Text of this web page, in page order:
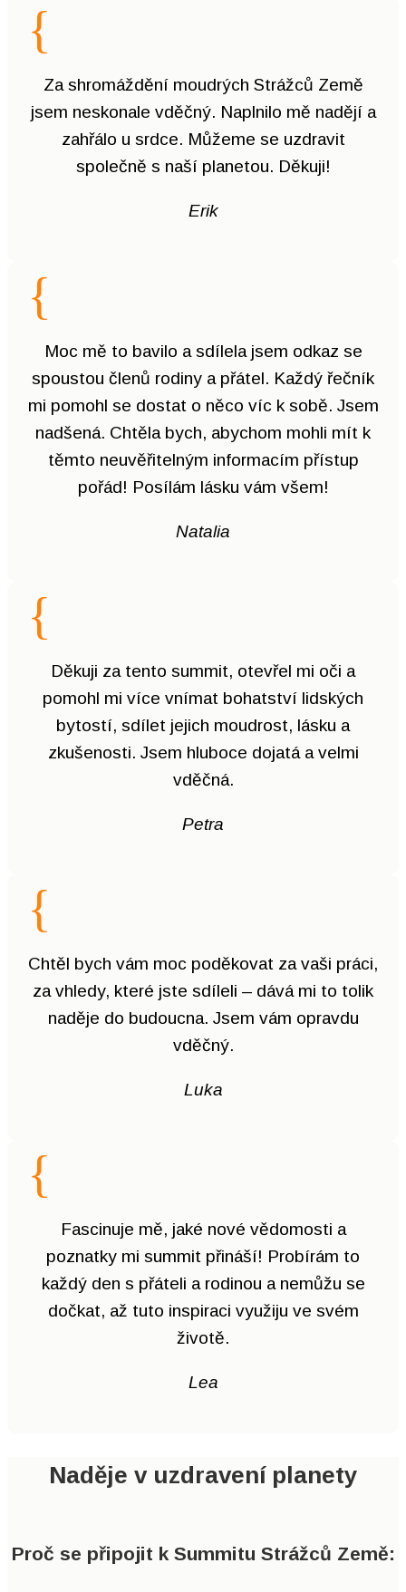
{
Za shromáždění moudrých Strážců Země
jsem neskonale vděčný. Naplnilo mě nadějí a
zahřálo u srdce. Můžeme se uzdravit
společně s naší planetou. Děkuji!
Erik
{
Moc mě to bavilo a sdílela jsem odkaz se
spoustou členů rodiny a přátel. Každý řečník
mi pomohl se dostat o něco víc k sobě. Jsem
nadšená. Chtěla bych, abychom mohli mít k
těmto neuvěřitelným informacím přístup
pořád! Posílám lásku vám všem!
Natalia
{
Děkuji za tento summit, otevřel mi oči a
pomohl mi více vnímat bohatství lidských
bytostí, sdílet jejich moudrost, lásku a
zkušenosti. Jsem hluboce dojatá a velmi
vděčná.
Petra
{
Chtěl bych vám moc poděkovat za vaši práci,
za vhledy, které jste sdíleli – dává mi to tolik
naděje do budoucna. Jsem vám opravdu
vděčný.
Luka
{
Fascinuje mě, jaké nové vědomosti a
poznatky mi summit přináší! Probírám to
každý den s přáteli a rodinou a nemůžu se
dočkat, až tuto inspiraci využiju ve svém
životě.
Lea
Naděje v uzdravení planety
Proč se připojit k Summitu Strážců Země: